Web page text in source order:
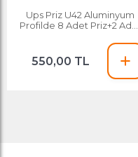
Ups Priz U42 Aluminyum
Profilde 8 Adet Priz+2 Adet
550,00 TL